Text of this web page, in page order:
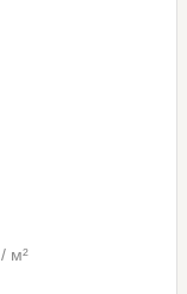
/ м²